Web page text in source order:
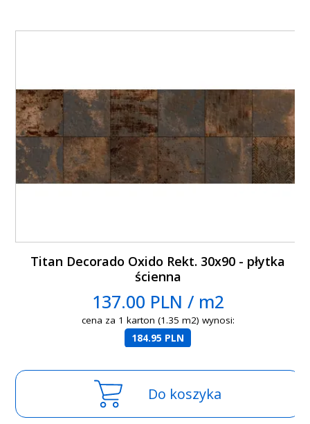
Titan Decorado Oxido Rekt. 30x90 - płytka
ścienna
137.00 PLN / m2
cena za 1 karton (1.35 m2) wynosi:
184.95 PLN
Do koszyka